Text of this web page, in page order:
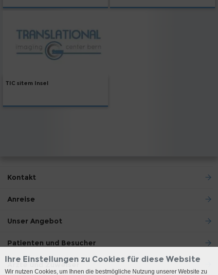
TIC sitem Insel
Kontakt
Anreise
Unser Angebot
Patienten und Besucher
Ärzte und Zuweiser
Ihre Einstellungen zu Cookies für diese Website
Wir nutzen Cookies, um Ihnen die bestmögliche Nutzung unserer Website zu